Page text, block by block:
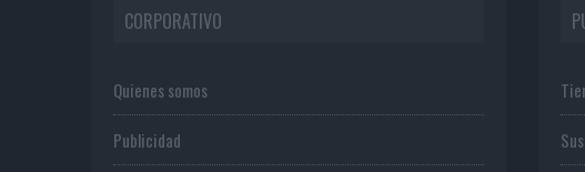
CORPORATIVO
Quienes somos
Publicidad